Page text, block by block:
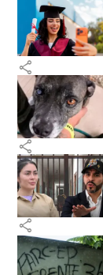
share
share
share